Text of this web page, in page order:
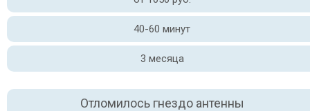
40-60 минут
3 месяца
Отломилось гнездо антенны